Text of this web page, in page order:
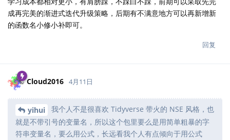
成再完美的渐进式迭代升级策略，后期有不满意地方可以再新增新
的函数名小修小补即可。
回复
Cloud2016 4月11日
yihui
我个人不是很喜欢 Tidyverse 带火的 NSE 风格，也
就是不带引号的变量名，所以这个包里要么是用简单粗暴的字
符串变量名，要么用公式，长远看我个人有点倾向于用公式